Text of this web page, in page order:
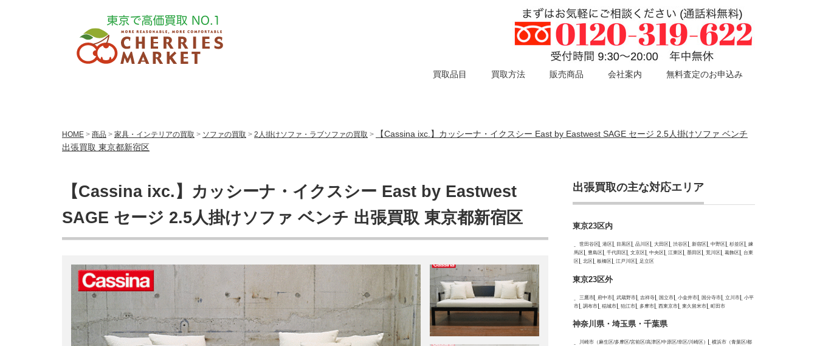
買取品目 買取方法 販売商品 会社案内 無料査定のお申込み
HOME > 商品 > 家具・インテリアの買取 > ソファの買取 > 2人掛けソファ・ラブソファの買取 >
【Cassina ixc.】カッシーナ・イクスシー East by Eastwest SAGE セージ 2.5人掛けソファ ベンチ
出張買取 東京都新宿区
【Cassina ixc.】カッシーナ・イクスシー East by Eastwest
SAGE セージ 2.5人掛けソファ ベンチ 出張買取 東京都新宿区
出張買取の主な対応エリア
東京23区内
世田谷区 港区 目黒区 品川区 大田区 渋谷区 新宿区 中野区 杉並区
練
馬区
豊島区 千代田区 文京区 中央区 江東区 墨田区 荒川区 葛飾区
台東
区
北区 板橋区 江戸川区 足立区
東京23区外
三鷹市 府中市 武蔵野市 吉祥寺 国立市 小金井市 国分寺市 立川市
小平
市
調布市 稲城市 狛江市 多摩市 西東京市 東久留米市 町田市
神奈川県・埼玉県・千葉県
川崎市（麻生区/多摩区/宮前区/高津区/中原区/幸区/川崎区）
横浜市（青葉区/都